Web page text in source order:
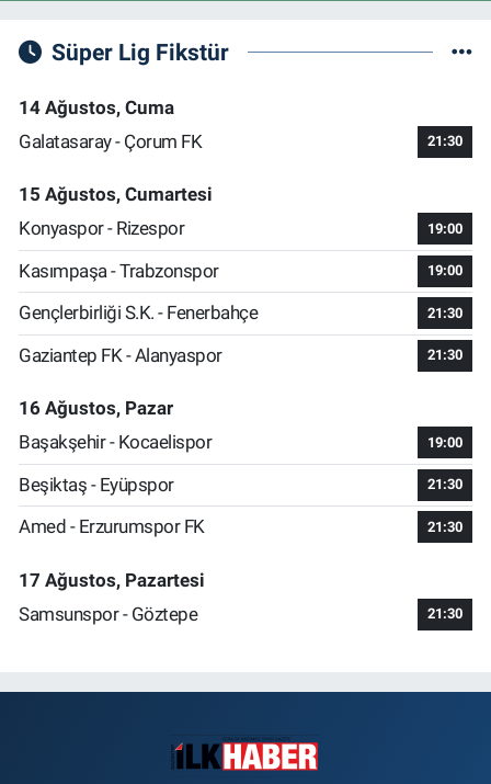
Süper Lig Fikstür
14 Ağustos, Cuma
Galatasaray - Çorum FK
21:30
15 Ağustos, Cumartesi
Konyaspor - Rizespor
19:00
Kasımpaşa - Trabzonspor 19:00
Gençlerbirliği S.K. - Fenerbahçe 21:30
Gaziantep FK - Alanyaspor 21:30
16 Ağustos, Pazar
Başakşehir - Kocaelispor
19:00
Beşiktaş - Eyüpspor 21:30
Amed - Erzurumspor FK 21:30
17 Ağustos, Pazartesi
Samsunspor - Göztepe
21:30